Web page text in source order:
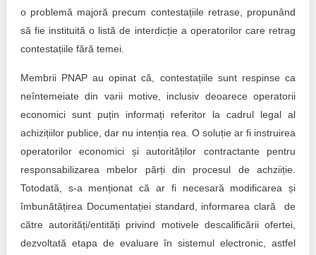
o problemă majoră precum contestațiile retrase, propunând
să fie instituită o listă de interdicție a operatorilor care retrag
contestațiile fără temei.
Membrii PNAP au opinat că, contestațiile sunt respinse ca
neîntemeiate din varii motive, inclusiv deoarece operatorii
economici sunt puțin informați referitor la cadrul legal al
achizițiilor publice, dar nu intenția rea. O soluție ar fi instruirea
operatorilor economici și autorităților contractante pentru
responsabilizarea mbelor părți din procesul de achziiție.
Totodată, s-a menționat că ar fi necesară modificarea și
îmbunătățirea Documentației standard, informarea clară de
către autorități/entități privind motivele descalificării ofertei,
dezvoltată etapa de evaluare în sistemul electronic, astfel